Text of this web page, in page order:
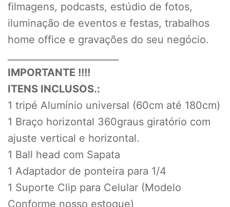
filmagens, podcasts, estúdio de fotos,
iluminação de eventos e festas, trabalhos
home office e gravações do seu negócio.
IMPORTANTE !!!!
ITENS INCLUSOS.:
1 tripé Alumínio universal (60cm até 180cm)
1 Braço horizontal 360graus giratório com
ajuste vertical e horizontal.
1 Ball head com Sapata
1 Adaptador de ponteira para 1/4
1 Suporte Clip para Celular (Modelo
Conforme nosso estoque)